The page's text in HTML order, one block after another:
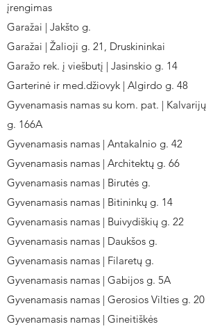
įrengimas
Garažai | Jakšto g.
Garažai | Žalioji g. 21, Druskininkai
Garažo rek. į viešbutį | Jasinskio g. 14
Garterinė ir med.džiovyk | Algirdo g. 48
Gyvenamasis namas su kom. pat. | Kalvarijų
g. 166A
Gyvenamasis namas | Antakalnio g. 42
Gyvenamasis namas | Architektų g. 66
Gyvenamasis namas | Birutės g.
Gyvenamasis namas | Bitininkų g. 14
Gyvenamasis namas | Buivydiškių g. 22
Gyvenamasis namas | Daukšos g.
Gyvenamasis namas | Filaretų g.
Gyvenamasis namas | Gabijos g. 5A
Gyvenamasis namas | Gerosios Vilties g. 20
Gyvenamasis namas | Gineitiškės